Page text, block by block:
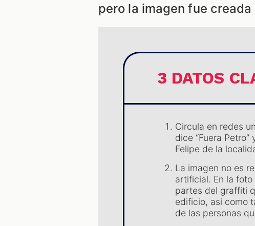
pero la imagen fue
3 DATOS
Circula en redes
dice “Fuera
Felipe de la
La imagen no es
artificial. En la
partes del graffiti
edificio, así como
de las personas